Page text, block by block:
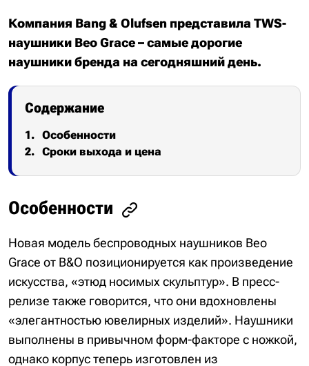
Компания Bang & Olufsen представила TWS-
наушники Beo Grace – самые дорогие
наушники бренда на сегодняшний день.
Содержание
Особенности
Сроки выхода и цена
Особенности
Новая модель беспроводных наушников Beo
Grace от B&O позиционируется как произведение
искусства, «этюд носимых скульптур». В пресс-
релизе также говорится, что они вдохновлены
«элегантностью ювелирных изделий». Наушники
выполнены в привычном форм-факторе с ножкой,
однако корпус теперь изготовлен из